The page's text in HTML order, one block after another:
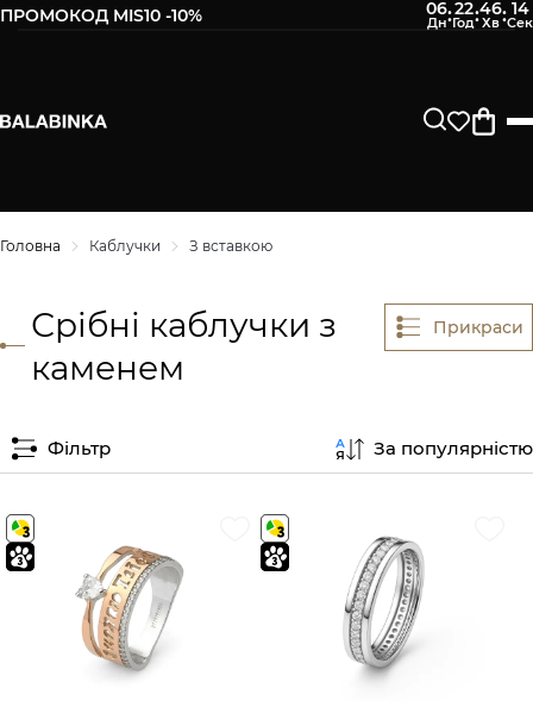
ПРОМОКОД MIS10 -10% 06:22:46: 14
Головна Каблучки З вставкою
Срібні каблучки з
каменем
Прикраси
Фільтр За популярністю